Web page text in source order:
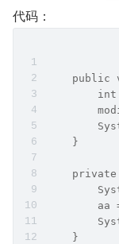
代码：
public
int
    }
aa
    }